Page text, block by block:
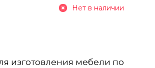
Нет в наличии
изготовления мебели по